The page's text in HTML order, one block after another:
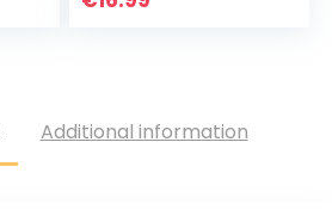
Additional information